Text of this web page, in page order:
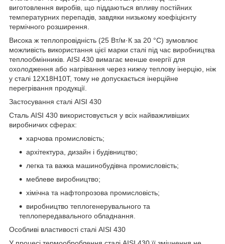
виготовлення виробів, що піддаються впливу постійних
температурних перепадів, завдяки низькому коефіцієнту
термічного розширення.
Висока ж теплопровідність (25 Вт/м·К за 20 °C) зумовлює
можливість використання цієї марки сталі під час виробництва
теплообмінників. AISI 430 вимагає менше енергії для
охолодження або нагрівання через нижчу теплову інерцію, ніж
у сталі 12Х18Н10Т, тому не допускається інерційне
перегрівання продукції.
Застосування сталі AISI 430
Сталь AISI 430 використовується у всіх найважливіших
виробничих сферах:
харчова промисловість;
архітектура, дизайн і будівництво;
легка та важка машинобудівна промисловість;
меблеве виробництво;
хімічна та нафтопрозова промисловість;
виробництво теплогенерувального та
теплопередавального обладнання.
Особливі властивості сталі AISI 430